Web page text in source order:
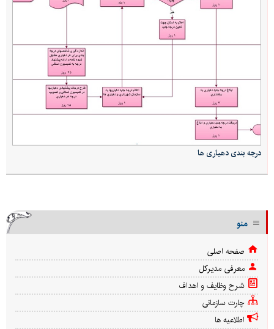
درجه بندی دهیاری ها
منو
صفحه اصلی
معرفی مدیرکل
شرح وظایف و اهداف
چارت سازمانی
اطلاعیه ها